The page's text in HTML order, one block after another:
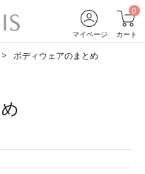
マイページ
0
カート
ボディウェアのまとめ